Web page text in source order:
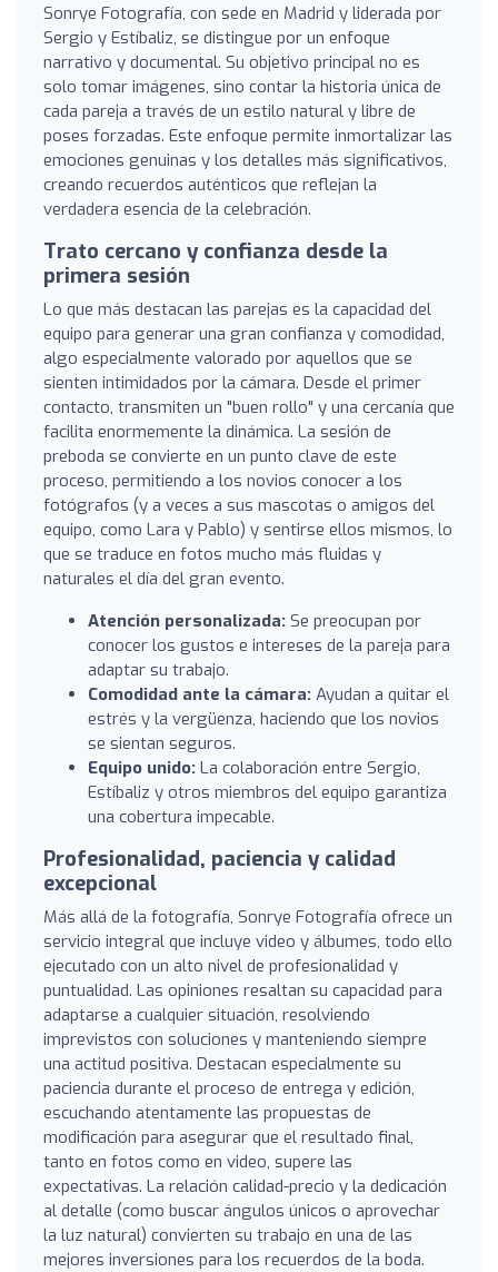
Sonrye Fotografía, con sede en Madrid y liderada por
Sergio y Estíbaliz, se distingue por un enfoque
narrativo y documental. Su objetivo principal no es
solo tomar imágenes, sino contar la historia única de
cada pareja a través de un estilo natural y libre de
poses forzadas. Este enfoque permite inmortalizar las
emociones genuinas y los detalles más significativos,
creando recuerdos auténticos que reflejan la
verdadera esencia de la celebración.
Trato cercano y confianza desde la
primera sesión
Lo que más destacan las parejas es la capacidad del
equipo para generar una gran confianza y comodidad,
algo especialmente valorado por aquellos que se
sienten intimidados por la cámara. Desde el primer
contacto, transmiten un "buen rollo" y una cercanía que
facilita enormemente la dinámica. La sesión de
preboda se convierte en un punto clave de este
proceso, permitiendo a los novios conocer a los
fotógrafos (y a veces a sus mascotas o amigos del
equipo, como Lara y Pablo) y sentirse ellos mismos, lo
que se traduce en fotos mucho más fluidas y
naturales el día del gran evento.
Atención personalizada: Se preocupan por
conocer los gustos e intereses de la pareja para
adaptar su trabajo.
Comodidad ante la cámara: Ayudan a quitar el
estrés y la vergüenza, haciendo que los novios
se sientan seguros.
Equipo unido: La colaboración entre Sergio,
Estíbaliz y otros miembros del equipo garantiza
una cobertura impecable.
Profesionalidad, paciencia y calidad
excepcional
Más allá de la fotografía, Sonrye Fotografía ofrece un
servicio integral que incluye video y álbumes, todo ello
ejecutado con un alto nivel de profesionalidad y
puntualidad. Las opiniones resaltan su capacidad para
adaptarse a cualquier situación, resolviendo
imprevistos con soluciones y manteniendo siempre
una actitud positiva. Destacan especialmente su
paciencia durante el proceso de entrega y edición,
escuchando atentamente las propuestas de
modificación para asegurar que el resultado final,
tanto en fotos como en video, supere las
expectativas. La relación calidad-precio y la dedicación
al detalle (como buscar ángulos únicos o aprovechar
la luz natural) convierten su trabajo en una de las
mejores inversiones para los recuerdos de la boda.